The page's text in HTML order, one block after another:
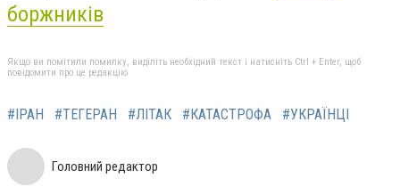
боржників
Якщо ви помітили помилку, виділіть необхідний текст і натисніть Ctrl + Enter, щоб
повідомити про це редакцію
#ІРАН #ТЕГЕРАН #ЛІТАК #КАТАСТРОФА #УКРАЇНЦІ
Головний редактор